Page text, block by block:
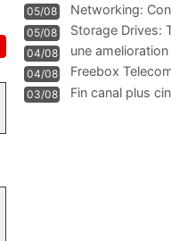
05/08
Networking:
Information
05/08
Storage Drives:
Management
04/08
une
WIFI
04/08
Freebox
Communi
03/08 Fin canal plus